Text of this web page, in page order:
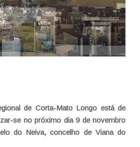
de Corta-Mato Longo está de
se no próximo dia 9 de novembro
do Neiva, concelho de Viana do